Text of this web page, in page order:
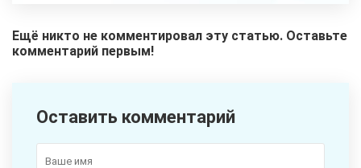
Ещё никто не комментировал эту статью. Оставьте
комментарий первым!
Оставить комментарий